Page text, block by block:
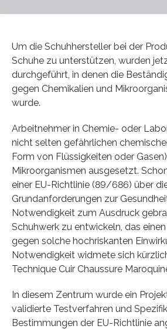
Um die Schuhhersteller bei der
Schuhe zu unterstützen, wurden
durchgeführt, in denen die
gegen Chemikalien und
wurde.
Arbeitnehmer in Chemie- oder
nicht selten gefährlichen
Form von Flüssigkeiten oder
Mikroorganismen ausgesetzt.
einer EU-Richtlinie (89/686) über
Grundanforderungen zur
Notwendigkeit zum Ausdruck
Schuhwerk zu entwickeln, das
gegen solche hochriskanten
Notwendigkeit widmete sich
Technique Cuir Chaussure
In diesem Zentrum wurde ein
validierte Testverfahren und
Bestimmungen der EU-Richtlinie